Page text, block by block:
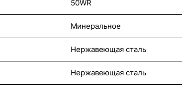
50WR
Минеральное
Нержавеющая сталь
Нержавеющая сталь